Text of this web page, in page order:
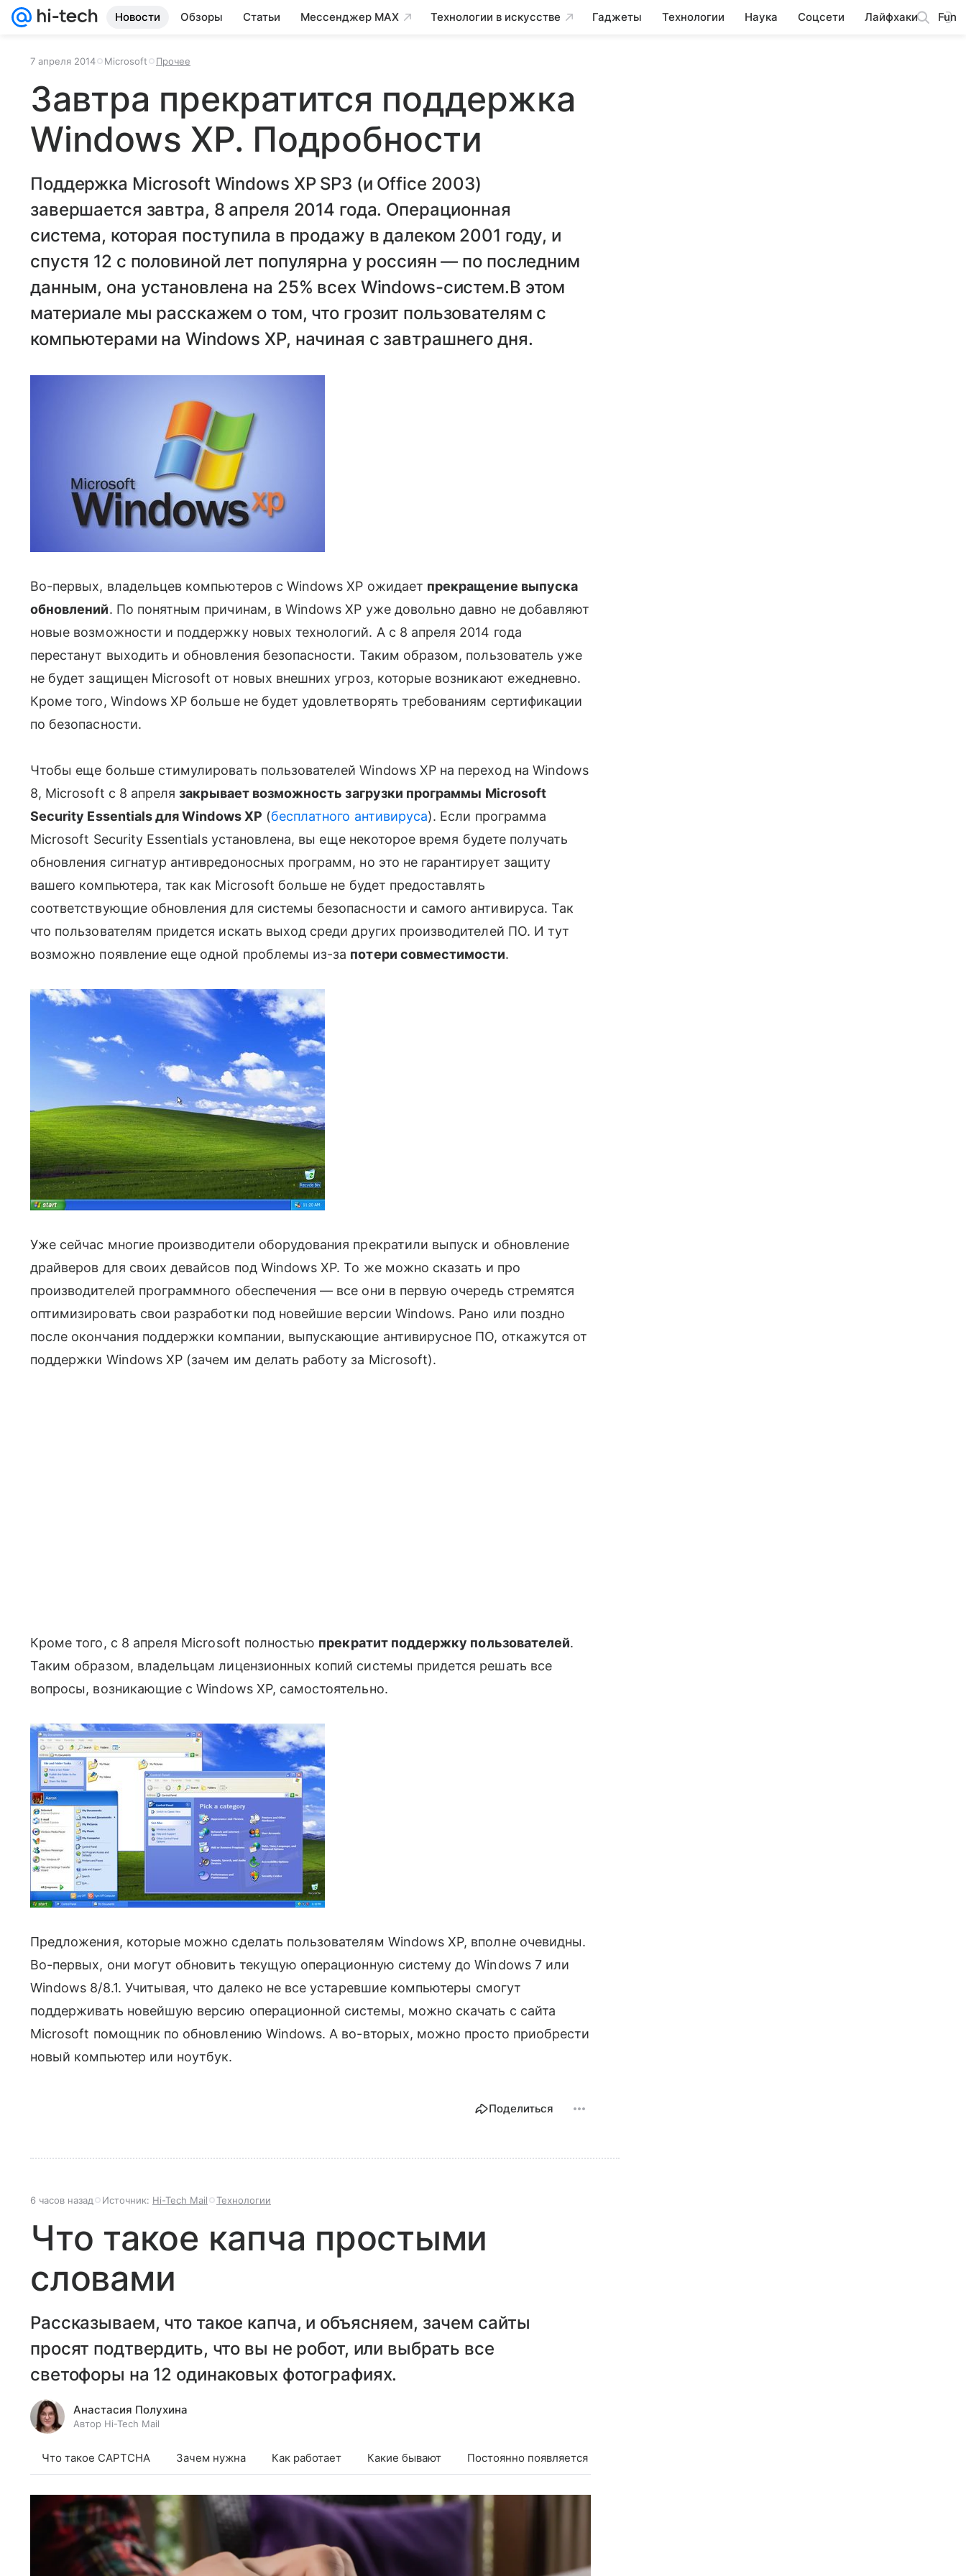
Новости Обзоры Статьи Мессенджер MAX Технологии в искусстве Гаджеты Технологии Наука Соцсети Лайфхаки Fun
7 апреля 2014 Microsoft Прочее
Завтра прекратится поддержка
Windows XP. Подробности
Поддержка Microsoft Windows XP SP3 (и Office 2003)
завершается завтра, 8 апреля 2014 года. Операционная
система, которая поступила в продажу в далеком 2001 году, и
спустя 12 с половиной лет популярна у россиян — по последним
данным, она установлена на 25% всех Windows-систем.В этом
материале мы расскажем о том, что грозит пользователям с
компьютерами на Windows XP, начиная с завтрашнего дня.
Во-первых, владельцев компьютеров с Windows XP ожидает прекращение выпуска
обновлений. По понятным причинам, в Windows XP уже довольно давно не добавляют
новые возможности и поддержку новых технологий. А с 8 апреля 2014 года
перестанут выходить и обновления безопасности. Таким образом, пользователь уже
не будет защищен Microsoft от новых внешних угроз, которые возникают ежедневно.
Кроме того, Windows XP больше не будет удовлетворять требованиям сертификации
по безопасности.
Чтобы еще больше стимулировать пользователей Windows XP на переход на Windows
8, Microsoft с 8 апрелязакрывает возможность загрузки программы Microsoft
Security Essentials для Windows XP (бесплатного антивируса). Если программа
Microsoft Security Essentials установлена, вы еще некоторое время будете получать
обновления сигнатур антивредоносных программ, но это не гарантирует защиту
вашего компьютера, так как Microsoft больше не будет предоставлять
соответствующие обновления для системы безопасности и самого антивируса. Так
что пользователям придется искать выход среди других производителей ПО. И тут
возможно появление еще одной проблемы из-за потери совместимости.
Уже сейчас многие производители оборудования прекратили выпуск и обновление
драйверов для своих девайсов под Windows XP. То же можно сказать и про
производителей программного обеспечения — все они в первую очередь стремятся
оптимизировать свои разработки под новейшие версии Windows. Рано или поздно
после окончания поддержки компании, выпускающие антивирусное ПО, откажутся от
поддержки Windows XP (зачем им делать работу за Microsoft).
Кроме того, с 8 апреля Microsoft полностью прекратит поддержку пользователей.
Таким образом, владельцам лицензионных копий системы придется решать все
вопросы, возникающие с Windows XP, самостоятельно.
Предложения, которые можно сделать пользователям Windows XP, вполне очевидны.
Во-первых, они могут обновить текущую операционную систему до Windows 7 или
Windows 8/8.1. Учитывая, что далеко не все устаревшие компьютеры смогут
поддерживать новейшую версию операционной системы, можно скачать с сайта
Microsoft помощник по обновлению Windows. А во-вторых, можно просто приобрести
новый компьютер или ноутбук.
Поделиться
6 часов назад Источник: Hi-Tech Mail Технологии
Что такое капча простыми
словами
Рассказываем, что такое капча, и объясняем, зачем сайты
просят подтвердить, что вы не робот, или выбрать все
светофоры на 12 одинаковых фотографиях.
Анастасия Полухина
Автор Hi-Tech Mail
Что такое CAPTCHA Зачем нужна Как работает Какие бывают Постоянно появляется